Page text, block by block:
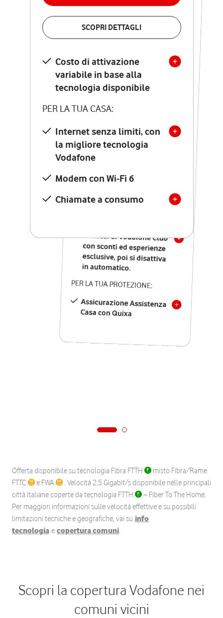
SCOPRI DETTAGLI
Costo di attivazione
variabile in base alla
tecnologia disponibile
PER LA TUA CASA:
Internet senza limiti, con
la migliore tecnologia
Vodafone
Modem con Wi-Fi 6
Chiamate a consumo
VERIFICA LA COPERTURA
Costo di attivazione
variabile in base alla
tecnologia disponibile
PER LA TUA CASA:
Internet senza limiti, con
la migliore tecnologia
Vodafone
Modem Seven con Wi-Fi 7
Chiamate illimitate verso
numeri fissi e mobili
nazionali
12 mesi di Vodafone Club
con sconti ed esperienze
esclusive, poi si disattiva
in automatico.
PER LA TUA PROTEZIONE:
Assicurazione Assistenza
Casa con Quixa
Offerta disponibile su tecnologia Fibra FTTH
misto Fibra/Rame
FTTC
e FWA
. Velocità 2,5 Gigabit/s disponibile nelle principali
città italiane coperte da tecnologia FTTH
– Fiber To The Home.
Per maggiori informazioni sulle velocità effettive e su possibili
limitazioni tecniche e geografiche, vai su info
tecnologia e copertura comuni.
Scopri la copertura Vodafone nei
comuni vicini